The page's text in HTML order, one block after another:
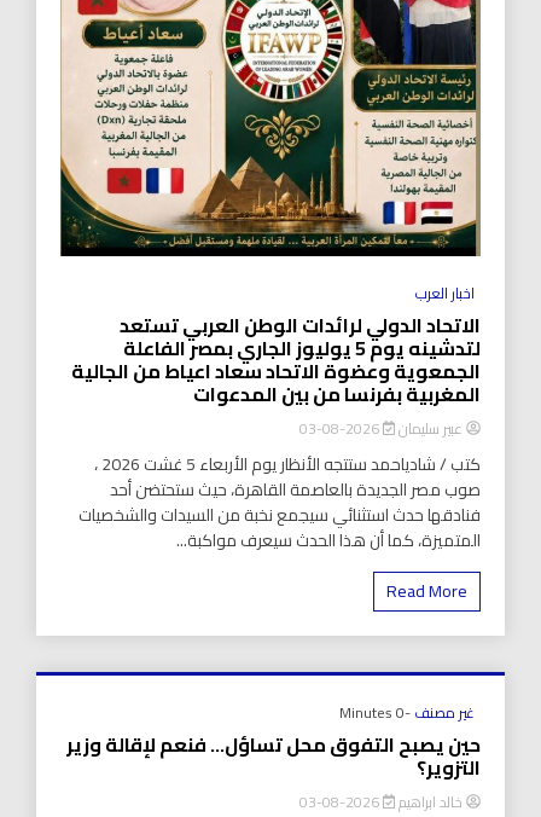
اخبار العرب
الاتحاد الدولي لرائدات الوطن العربي تستعد
لتدشينه يوم 5 يوليوز الجاري بمصر الفاعلة
الجمعوية وعضوة الاتحاد سعاد اعياط من الجالية
المغربية بفرنسا من بين المدعوات
عبير سليمان 2026-08-03
كتب / شادياحمد ستتجه الأنظار يوم الأربعاء 5 غشت 2026 ،
صوب مصر الجديدة بالعاصمة القاهرة، حيث ستحتضن أحد
فنادقها حدث استثنائي سيجمع نخبة من السيدات والشخصيات
المتميزة، كما أن هذا الحدث سيعرف مواكبة...
Read More
غير مصنف-0 Minutes
حين يصبح التفوق محل تساؤل… فنعم لإقالة وزير
التزوير؟
خالد ابراهيم 2026-08-03